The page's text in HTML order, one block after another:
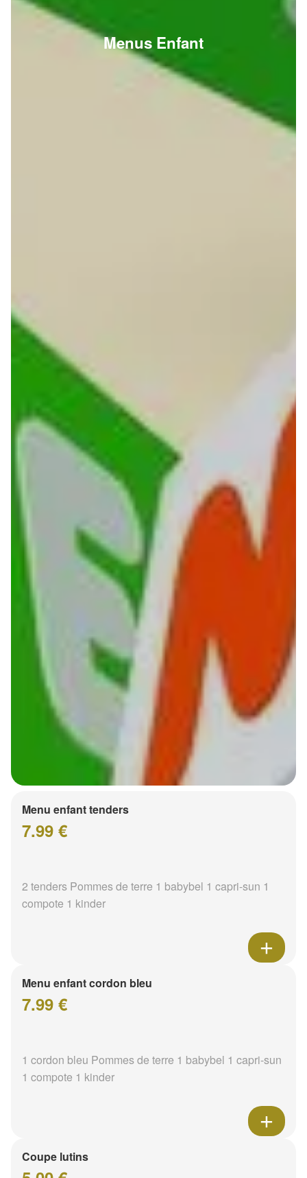
Menus Enfant
Menu enfant tenders
7.99 €
2 tenders Pommes de terre 1 babybel 1 capri-sun 1
compote 1 kinder
Menu enfant cordon bleu
7.99 €
1 cordon bleu Pommes de terre 1 babybel 1 capri-sun
1 compote 1 kinder
Coupe lutins